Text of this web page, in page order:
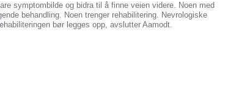
symptombilde og bidra til å finne veien videre. Noen med
behandling. Noen trenger rehabilitering. Nevrologiske
bør legges opp, avslutter Aamodt.